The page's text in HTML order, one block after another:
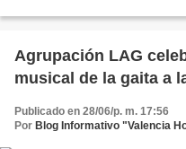
Agrupación LAG
musical de la gaita a
Publicado en 28/06/p. m. 17:56
Por Blog Informativo "Valencia